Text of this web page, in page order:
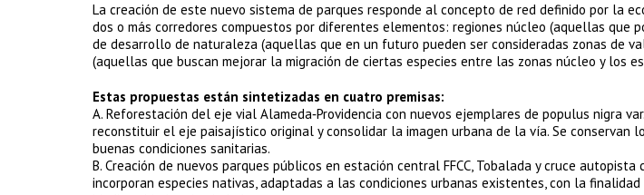
La creación de este nuevo sistema de parques responde al concepto de red definido por la
dos o más corredores compuestos por diferentes elementos: regiones núcleo (aquellas que
de desarrollo de naturaleza (aquellas que en un futuro pueden ser consideradas zonas de
(aquellas que buscan mejorar la migración de ciertas especies entre las zonas núcleo y los
Estas propuestas están sintetizadas en cuatro premisas:
A. Reforestación del eje vial Alameda‐Providencia con nuevos ejemplares de populus nigra
reconstituir el eje paisajístico original y consolidar la imagen urbana de la vía. Se conservan
buenas condiciones sanitarias.
B. Creación de nuevos parques públicos en estación central FFCC, Tobalada y cruce
incorporan especies nativas, adaptadas a las condiciones urbanas existentes, con la